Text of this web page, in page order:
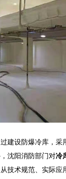
设防爆冷库，
沈阳消防部门对冷
术规范、实际